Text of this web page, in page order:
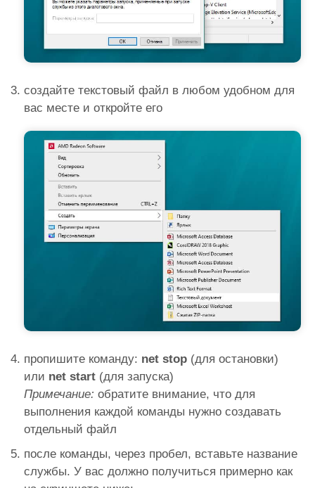
создайте текстовый файл в любом удобном для
вас месте и откройте его
пропишите команду: net stop (для остановки)
или net start (для запуска)
Примечание: обратите внимание, что для
выполнения каждой команды нужно создавать
отдельный файл
после команды, через пробел, вставьте название
службы. У вас должно получиться примерно как